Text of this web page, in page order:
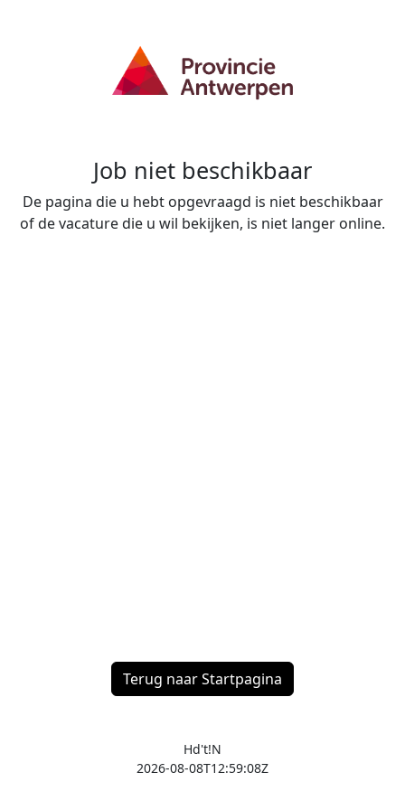
Job niet beschikbaar
De pagina die u hebt opgevraagd is niet beschikbaar
of de vacature die u wil bekijken, is niet langer online.
Terug naar Startpagina
Hd't!N
2026-08-08T12:59:08Z